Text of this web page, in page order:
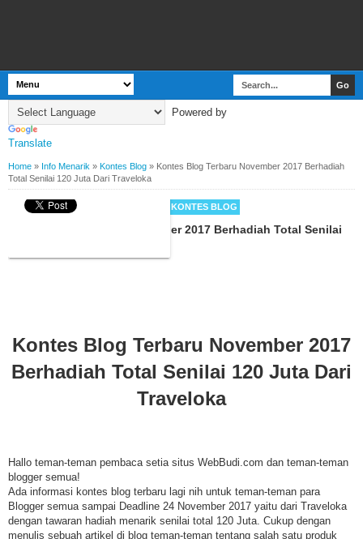
Powered by
Translate
Home » Info Menarik » Kontes Blog » Kontes Blog Terbaru November 2017 Berhadiah
Total Senilai 120 Juta Dari Traveloka
BYWEBBUDI.COM KONTES BLOG
Kontes Blog Terbaru November 2017 Berhadiah Total Senilai
Kontes Blog Terbaru November 2017
Berhadiah Total Senilai 120 Juta Dari
Traveloka
Hallo teman-teman pembaca setia situs WebBudi.com dan teman-teman
blogger semua!
Ada informasi kontes blog terbaru lagi nih untuk teman-teman para
Blogger semua sampai Deadline 24 November 2017 yaitu dari Traveloka
dengan tawaran hadiah menarik senilai total 120 Juta. Cukup dengan
menulis sebuah artikel di blog teman-teman tentang salah satu produk